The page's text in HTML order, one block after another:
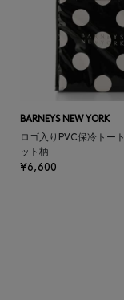
BARNEYS NEW YORK
ロゴ入りPVC保冷トー
ット柄
¥6,600